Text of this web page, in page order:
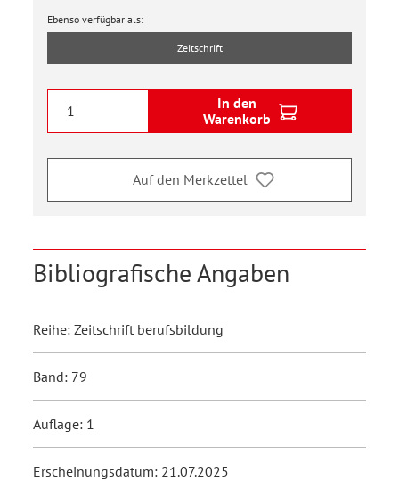
Ebenso verfügbar als:
Zeitschrift
In den
Warenkorb
Auf den Merkzettel
Bibliografische Angaben
Reihe: Zeitschrift berufsbildung
Band: 79
Auflage: 1
Erscheinungsdatum: 21.07.2025